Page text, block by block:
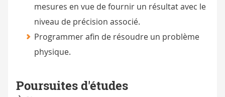
mesures en vue de fournir un résultat avec le
niveau de précision associé.
Programmer afin de résoudre un problème
physique.
Poursuites d'études